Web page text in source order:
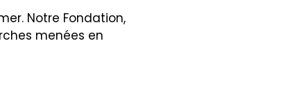
Notre Fondation,
menées en